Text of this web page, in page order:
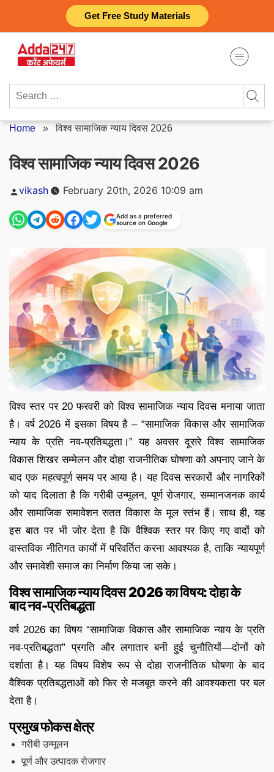
Get Free Study Materials
content
Search
Home »विश्व सामाजिक न्याय दिवस 2026
विश्व सामाजिक न्याय दिवस 2026
Posted
vikash February 20th, 2026 10:09 am
Add as a preferred
source on Google
विश्व स्तर पर 20 फरवरी को विश्व सामाजिक न्याय दिवस मनाया जाता
है। वर्ष 2026 में इसका विषय है – “सामाजिक विकास और सामाजिक
न्याय के प्रति नव-प्रतिबद्धता।” यह अवसर दूसरे विश्व सामाजिक
विकास शिखर सम्मेलन और दोहा राजनीतिक घोषणा को अपनाए जाने के
बाद एक महत्वपूर्ण समय पर आया है। यह दिवस सरकारों और नागरिकों
को याद दिलाता है कि गरीबी उन्मूलन, पूर्ण रोजगार, सम्मानजनक कार्य
और सामाजिक समावेशन सतत विकास के मूल स्तंभ हैं। साथ ही, यह
इस बात पर भी जोर देता है कि वैश्विक स्तर पर किए गए वादों को
वास्तविक नीतिगत कार्यों में परिवर्तित करना आवश्यक है, ताकि न्यायपूर्ण
और समावेशी समाज का निर्माण किया जा सके।
विश्व सामाजिक न्याय दिवस 2026 का विषय: दोहा के
बाद नव-प्रतिबद्धता
वर्ष 2026 का विषय “सामाजिक विकास और सामाजिक न्याय के प्रति
नव-प्रतिबद्धता” प्रगति और लगातार बनी हुई चुनौतियों—दोनों को
दर्शाता है। यह विषय विशेष रूप से दोहा राजनीतिक घोषणा के बाद
वैश्विक प्रतिबद्धताओं को फिर से मजबूत करने की आवश्यकता पर बल
देता है।
प्रमुख फोकस क्षेत्र
गरीबी उन्मूलन
पूर्ण और उत्पादक रोजगार